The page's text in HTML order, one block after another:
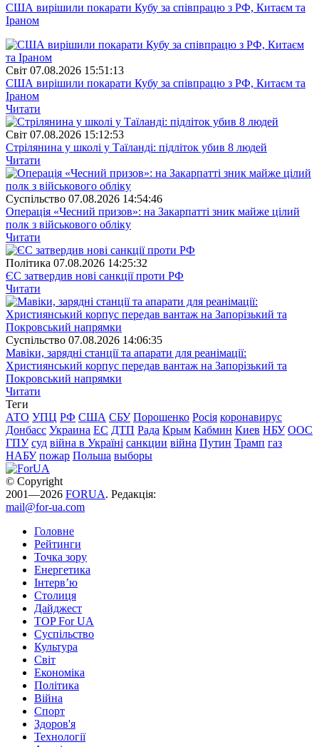
США вирішили покарати Кубу за співпрацю з РФ, Китаєм та
Іраном
Свiт 07.08.2026 15:51:13
США вирішили покарати Кубу за співпрацю з РФ, Китаєм та
Іраном
Читати
Свiт 07.08.2026 15:12:53
Стрілянина у школі у Таїланді: підліток убив 8 людей
Читати
Суспiльство 07.08.2026 14:54:46
Операція «Чесний призов»: на Закарпатті зник майже цілий
полк з військового обліку
Читати
Полiтика 07.08.2026 14:25:32
ЄС затвердив нові санкції проти РФ
Читати
Суспiльство 07.08.2026 14:06:35
Мавіки, зарядні станції та апарати для реанімації:
Християнський корпус передав вантаж на Запорізький та
Покровський напрямки
Читати
Теги
АТО УПЦ РФ США СБУ Порошенко Росія коронавирус
Донбасс Украина ЕС ДТП Рада Крым Кабмин Киев НБУ ООС
ГПУ суд війна в Україні санкции війна Путин Трамп газ
НАБУ пожар Польша выборы
© Copyright
2001—2026 FORUA. Редакція:
mail@for-ua.com
Головне
Рейтинги
Точка зору
Енергетика
Інтерв’ю
Столиця
Дайджест
TOP For UA
Суспiльство
Культура
Світ
Економіка
Політика
Війна
Спорт
Здоров'я
Технології